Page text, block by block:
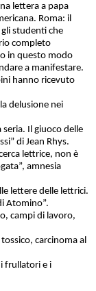
lettera a papa
Roma: il
studenti che
completo
in questo modo
a manifestare.
hanno ricevuto
delusione nei
seria. Il giuoco delle
di Jean Rhys.
lettrice, non è
amnesia
lettere delle lettrici.
Atomino”.
campi di lavoro,
carcinoma al
i frullatori e i